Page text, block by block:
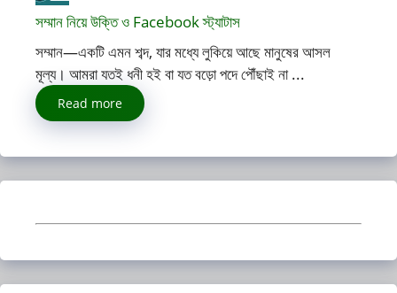
সম্মান নিয়ে উক্তি ও Facebook স্ট্যাটাস
সম্মান—একটি এমন শব্দ, যার মধ্যে লুকিয়ে আছে মানুষের আসল
মূল্য। আমরা যতই ধনী হই বা যত বড়ো পদে পৌঁছাই না ...
Read more